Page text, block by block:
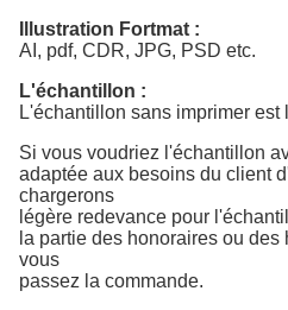
Illustration Fortmat :
AI, pdf, CDR, JPG, PSD etc.
L'échantillon :
L'échantillon sans imprimer est
Si vous voudriez l'échantillon
adaptée aux besoins du client
chargerons
légère redevance pour
la partie des honoraires ou
vous
passez la commande.